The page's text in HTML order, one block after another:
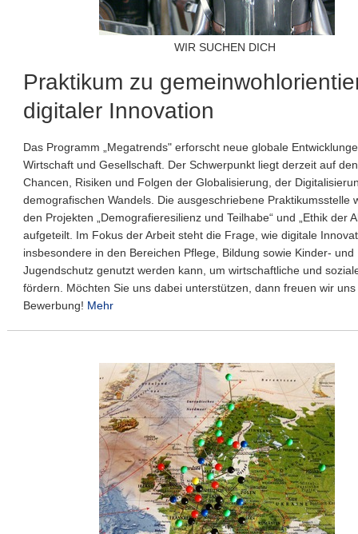
WIR SUCHEN DICH
Praktikum zu
digitaler Innovation
Das Programm „Megatrends" erforscht neue globale
Wirtschaft und Gesellschaft. Der Schwerpunkt liegt derzeit auf
Chancen, Risiken und Folgen der Globalisierung, der
demografischen Wandels. Die ausgeschriebene Praktikumsstelle
den Projekten „Demografieresilienz und Teilhabe“ und „Ethik der
aufgeteilt. Im Fokus der Arbeit steht die Frage, wie digitale
insbesondere in den Bereichen Pflege, Bildung sowie Kinder- und
Jugendschutz genutzt werden kann, um wirtschaftliche und
fördern. Möchten Sie uns dabei unterstützen, dann freuen wir
Bewerbung! Mehr